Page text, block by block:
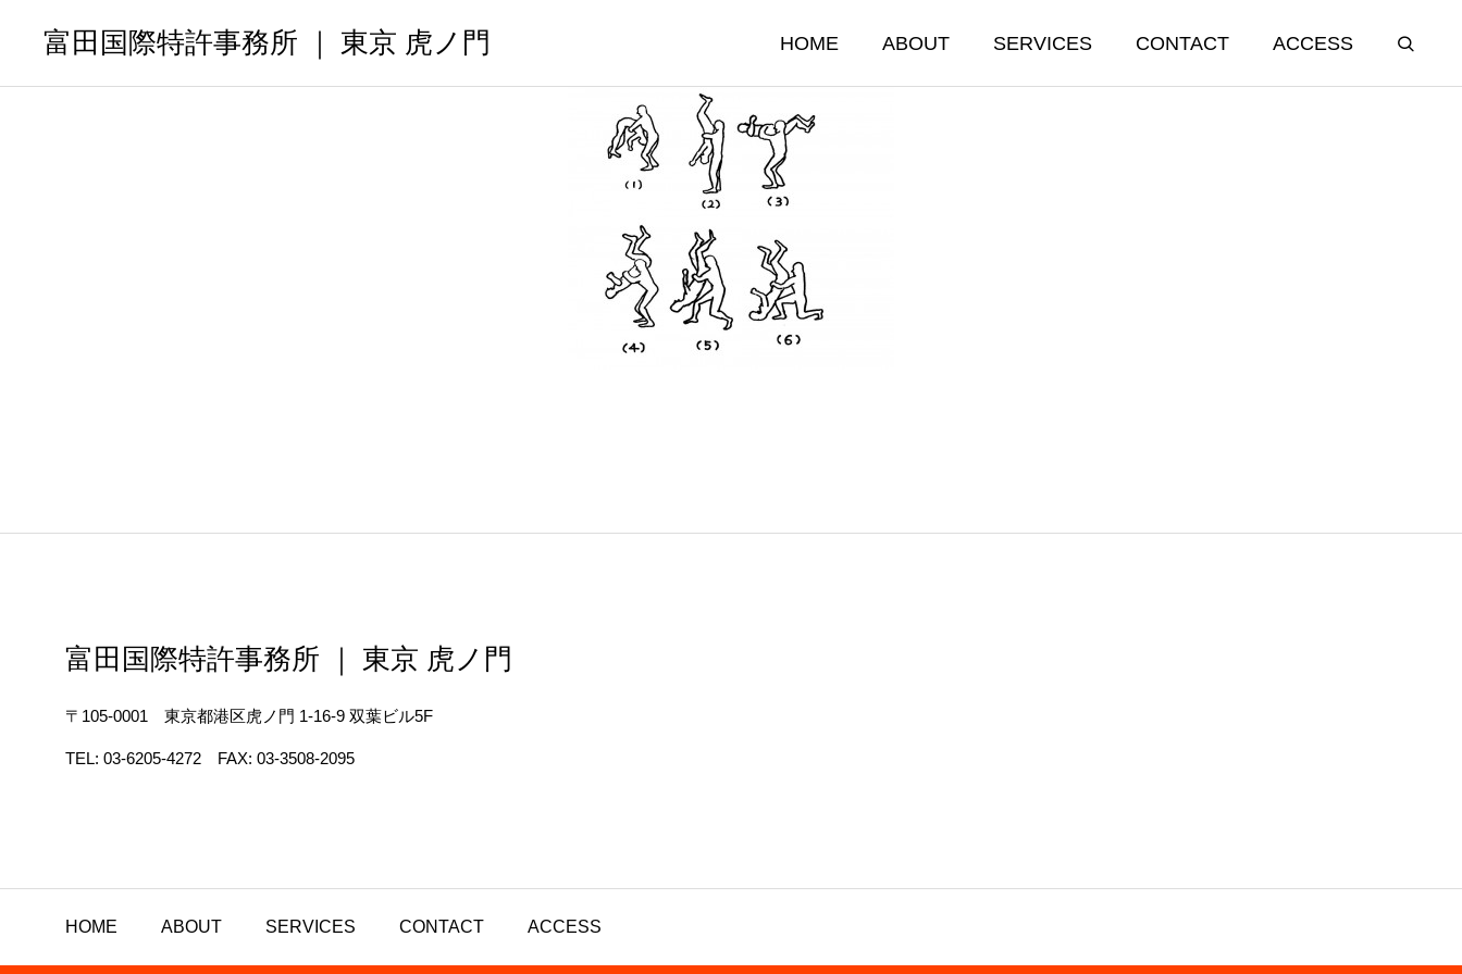
富田国際特許事務所 ｜ 東京 虎ノ門 HOME ABOUT SERVICES CONTACT ACCESS
富田国際特許事務所 ｜ 東京 虎ノ門
〒105-0001 東京都港区虎ノ門 1-16-9 双葉ビル5F
TEL: 03-6205-4272 FAX: 03-3508-2095
HOME ABOUT SERVICES CONTACT ACCESS